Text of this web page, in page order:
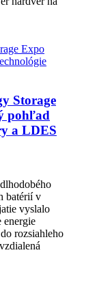
Storage
pohľad
a LDES
batérií v
vyslalo
energie
rozsiahleho